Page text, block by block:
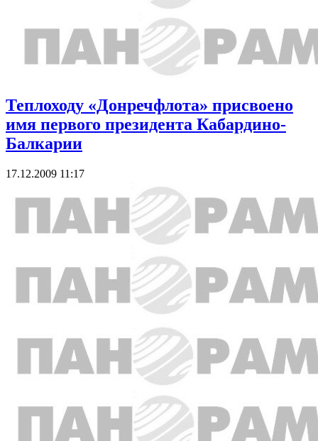
Теплоходу «Донречфлота» присвоено
имя первого президента Кабардино-
Балкарии
17.12.2009 11:17